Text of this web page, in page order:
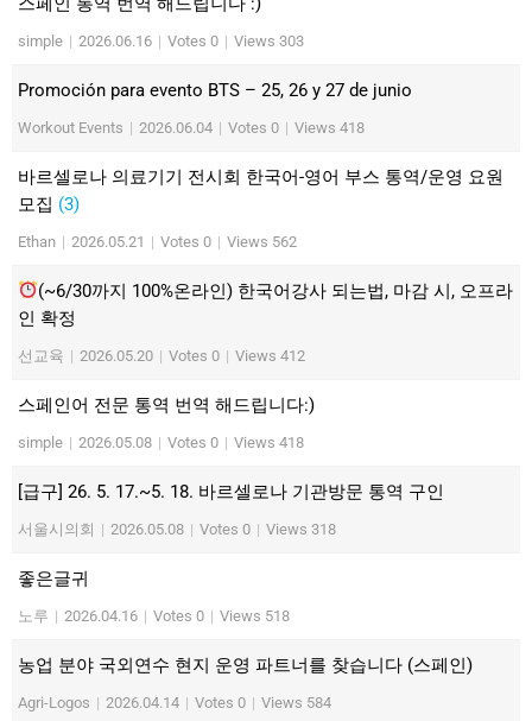
simple | 2026.06.16 | Votes 0 | Views 303
Promoción para evento BTS – 25, 26 y 27 de junio
Workout Events | 2026.06.04 | Votes 0 | Views 418
바르셀로나 의료기기 전시회 한국어-영어 부스 통역/운영 요원
모집 (3)
Ethan | 2026.05.21 | Votes 0 | Views 562
(~6/30까지 100%온라인) 한국어강사 되는법, 마감 시, 오프라
인 확정
선교육 | 2026.05.20 | Votes 0 | Views 412
스페인어 전문 통역 번역 해드립니다:)
simple | 2026.05.08 | Votes 0 | Views 418
[급구] 26. 5. 17.~5. 18. 바르셀로나 기관방문 통역 구인
서울시의회 | 2026.05.08 | Votes 0 | Views 318
좋은글귀
노루 | 2026.04.16 | Votes 0 | Views 518
농업 분야 국외연수 현지 운영 파트너를 찾습니다 (스페인)
Agri-Logos | 2026.04.14 | Votes 0 | Views 584